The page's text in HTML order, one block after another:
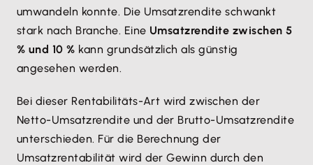
umwandeln konnte. Die Umsatzrendite schwankt
stark nach Branche. Eine Umsatzrendite zwischen 5
% und 10 % kann grundsätzlich als günstig
angesehen werden.
Bei dieser Rentabilitäts-Art wird zwischen der
Netto-Umsatzrendite und der Brutto-Umsatzrendite
unterschieden. Für die Berechnung der
Umsatzrentabilität wird der Gewinn durch den